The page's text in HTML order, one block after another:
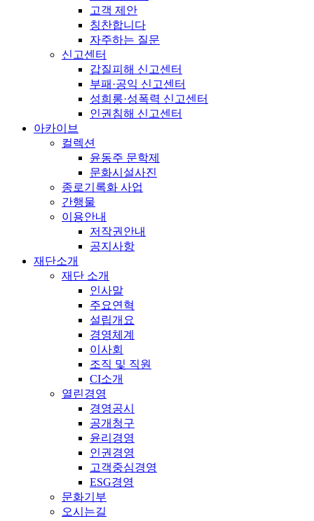
고객 제안
칭찬합니다
자주하는 질문
신고센터
갑질피해 신고센터
부패·공익 신고센터
성희롱·성폭력 신고센터
인권침해 신고센터
아카이브
컬렉션
윤동주 문학제
문화시설사진
종로기록화 사업
간행물
이용안내
저작권안내
공지사항
재단소개
재단 소개
인사말
주요연혁
설립개요
경영체계
이사회
조직 및 직원
CI소개
열린경영
경영공시
공개청구
윤리경영
인권경영
고객중심경영
ESG경영
문화기부
오시는길